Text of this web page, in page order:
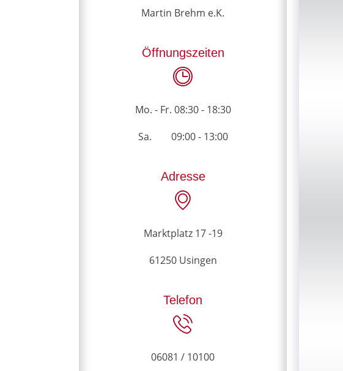
Martin Brehm e.K.
Öffnungszeiten
Mo. - Fr. 08:30 - 18:30
Sa. 09:00 - 13:00
Adresse
Marktplatz 17 -19
61250 Usingen
Telefon
06081 / 10100